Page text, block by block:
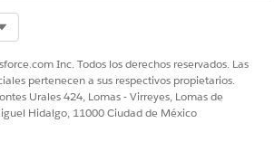
Inc. Todos los derechos reservados. Las
pertenecen a sus respectivos propietarios.
Urales 424, Lomas - Virreyes, Lomas de
Hidalgo, 11000 Ciudad de México